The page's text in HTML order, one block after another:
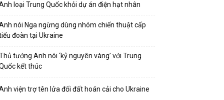
loại Trung Quốc khỏi dự án điện hạt nhân
nói Nga ngừng dùng nhóm chiến thuật cấp
đoàn tại Ukraine
tướng Anh nói ‘kỷ nguyên vàng’ với Trung
kết thúc
viện trợ tên lửa đối đất hoán cải cho Ukraine